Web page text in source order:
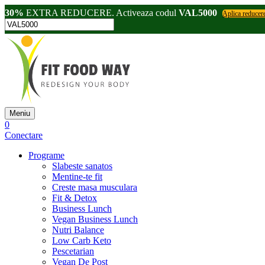
30% EXTRA REDUCERE. Activeaza codul VAL5000 Aplica
Meniu
0
Conectare
Programe
Slabeste sanatos
Mentine-te fit
Creste masa musculara
Fit & Detox
Business Lunch
Vegan Business Lunch
Nutri Balance
Low Carb Keto
Pescetarian
Vegan De Post